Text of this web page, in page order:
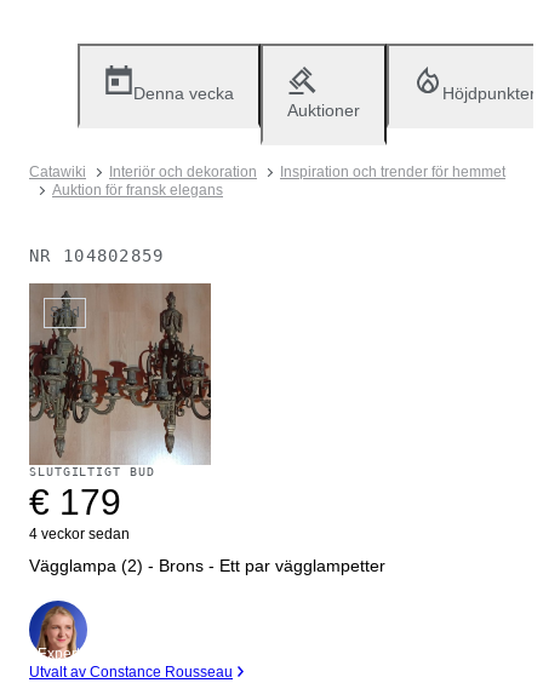
Denna vecka
Auktioner
Höjdpunkter
Catawiki Interiör och dekoration
Inspiration och trender för hemmet
Auktion för fransk elegans
NR 104802859
Såld
SLUTGILTIGT BUD
€ 179
4 veckor sedan
Vägglampa (2) - Brons - Ett par vägglampetter
Expert
Utvalt av Constance Rousseau